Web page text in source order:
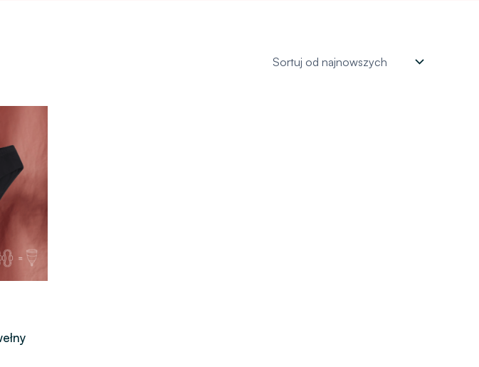
zł
179,00 zł